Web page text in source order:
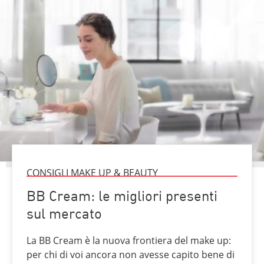
CONSIGLI MAKE UP & BEAUTY
BB Cream: le migliori presenti
sul mercato
La BB Cream è la nuova frontiera del make up:
per chi di voi ancora non avesse capito bene di